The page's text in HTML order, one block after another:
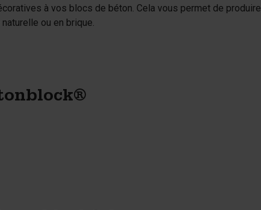
à vos blocs de béton. Cela vous permet de produire
ou en brique.